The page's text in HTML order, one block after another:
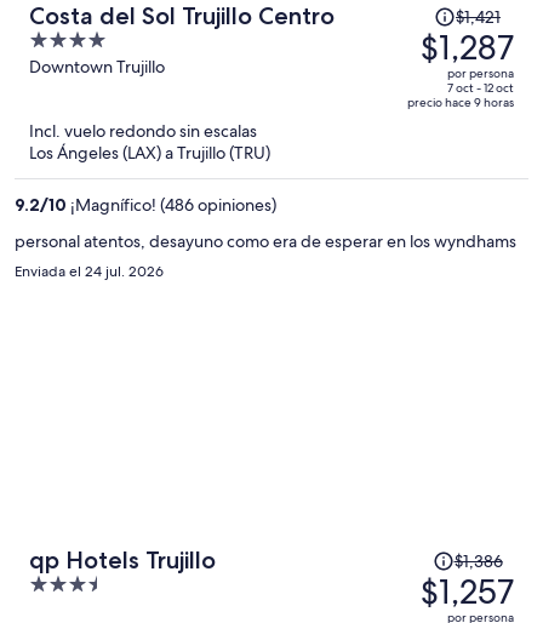
Costa del Sol Trujillo Centro
4
out
5
Downtown Trujillo
precio
era
$1,421
$1,287
$1,421
$1,287
por persona
7 oct - 12 oct
precio hace 9 horas
Incl. vuelo redondo sin escalas
Los Ángeles (LAX) a Trujillo (TRU)
9.2/10 ¡Magnífico! (486 opiniones)
personal atentos, desayuno como era de esperar en los wyndhams
Enviada el 24 jul. 2026
qp Hotels Trujillo
3.5
El
precio
era
$1,386
$1,257
por persona